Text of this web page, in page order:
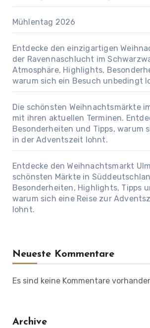
Mühlentag 2026
Entdecke den einzigartigen
der Ravennaschlucht im
Atmosphäre, Highlights,
warum sich ein Besuch unbedingt
Die schönsten Weihnachtsmärkte
mit ihren aktuellen Terminen.
Besonderheiten und Tipps, warum
in der Adventszeit lohnt.
Entdecke den Weihnachtsmarkt
schönsten Märkte in
Besonderheiten, Highlights, Tipps
warum sich eine Reise zur
lohnt.
Neueste Kommentare
Es sind keine Kommentare
Archive